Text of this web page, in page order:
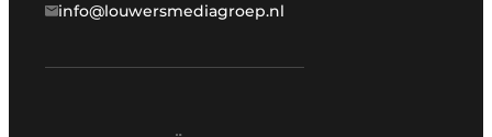
info@louwersmediagroep.nl